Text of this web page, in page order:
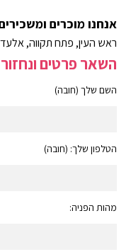
אנחנו מוכרים
ראש העין, פתח תקווה,
השאר פרטים
השם שלך (חובה)
הטלפון שלך: (חובה)
מהות הפניה: